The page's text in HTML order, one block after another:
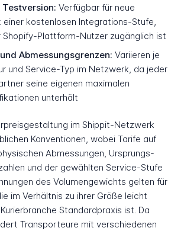
Testversion: Verfügbar für neue
einer kostenlosen Integrations-Stufe,
Shopify-Plattform-Nutzer zugänglich ist
Abmessungsgrenzen: Variieren je
und Service-Typ im Netzwerk, da jeder
seine eigenen maximalen
unterhält
im Shippit-Netzwerk
Konventionen, wobei Tarife auf
Abmessungen, Ursprungs-
und der gewählten Service-Stufe
des Volumengewichts gelten für
im Verhältnis zu ihrer Größe leicht
Standardpraxis ist. Da
Transporteure mit verschiedenen